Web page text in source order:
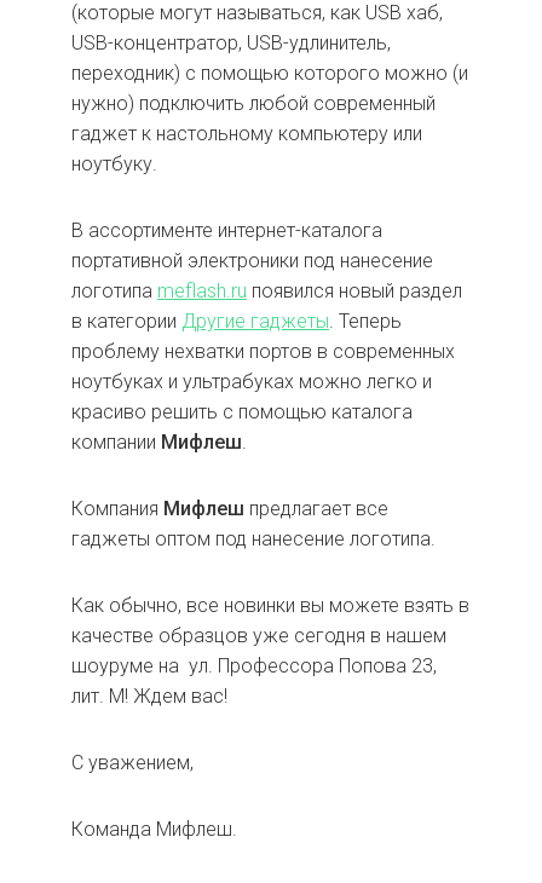
(которые могут называться, как USB хаб,
USB-концентратор, USB-удлинитель,
переходник) с помощью которого можно (и
нужно) подключить любой современный
гаджет к настольному компьютеру или
ноутбуку.
В ассортименте интернет-каталога
портативной электроники под нанесение
логотипа meflash.ru появился новый раздел
в категории Другие гаджеты. Теперь
проблему нехватки портов в современных
ноутбуках и ультрабуках можно легко и
красиво решить с помощью каталога
компании Мифлеш.
Компания Мифлеш предлагает все
гаджеты оптом под нанесение логотипа.
Как обычно, все новинки вы можете взять в
качестве образцов уже сегодня в нашем
шоуруме на ул. Профессора Попова 23,
лит. М! Ждем вас!
С уважением,
Команда Мифлеш.